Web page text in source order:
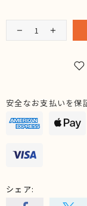
安全なお支払いを保
シェア: